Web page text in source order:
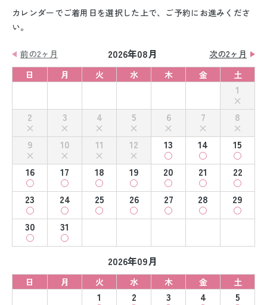
カレンダーでご着用日を選択した上で、ご予約にお進みくださ
い。
前の2ヶ月 2026年08月
次の2ヶ月
日
月 火 水 木 金 土
1
2
3 4 5 6 7
8
9
10 11 12 13 14
15
16
17 18 19 20 21
22
23
24 25 26 27 28
29
30
31
2026年09月
日 月 火 水 木 金 土
1 2 3 4
5